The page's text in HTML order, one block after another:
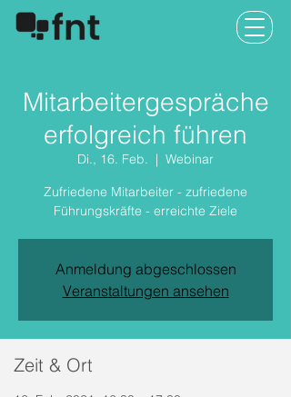
Mitarbeitergespräche
erfolgreich führen
Di., 16. Feb.
  |
Webinar
Zufriedene Mitarbeiter - zufriedene
Führungskräfte - erreichte Ziele
Anmeldung abgeschlossen
Veranstaltungen ansehen
Zeit & Ort